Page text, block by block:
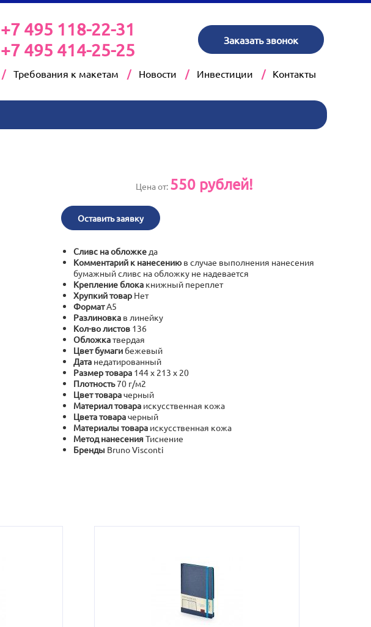
+7 495 118-22-31
+7 495 414-25-25
Заказать звонок
Требования к макетам Новости Инвестиции Контакты
Цена от: 550рублей!
Оставить заявку
Сливс на обложке да
Комментарий к нанесению в случае выполнения нанесения
бумажный сливс на обложку не надевается
Крепление блока книжный переплет
Хрупкий товар Нет
ФорматА5
Разлиновка в линейку
Кол-во листов 136
Обложкатвердая
Цвет бумаги бежевый
Дата недатированный
Размер товара 144 х 213 х 20
Плотность70 г/м2
Цвет товарачерный
Материал товара искусственная кожа
Цвета товарачерный
Материалы товара искусственная кожа
Метод нанесения Тиснение
Бренды Bruno Visconti